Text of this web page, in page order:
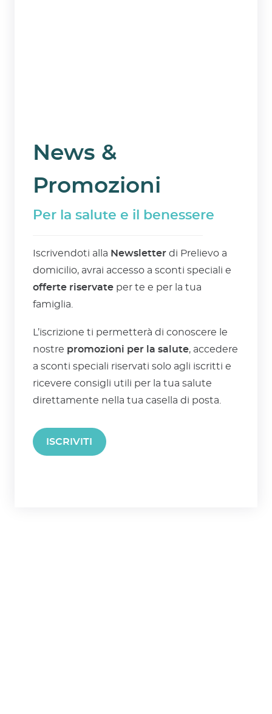
News &
Promozioni
Per la salute e il benessere
Iscrivendoti alla Newsletter di Prelievo a
domicilio, avrai accesso a sconti speciali e
offerte riservate per te e per la tua
famiglia.
L’iscrizione ti permetterà di conoscere le
nostre promozioni per la salute, accedere
a sconti speciali riservati solo agli iscritti e
ricevere consigli utili per la tua salute
direttamente nella tua casella di posta.
ISCRIVITI